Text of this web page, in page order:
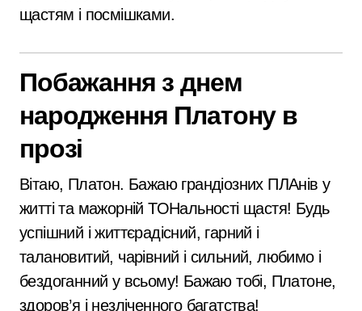
щастям і посмішками.
Побажання з днем
народження Платону в
прозі
Вітаю, Платон. Бажаю грандіозних ПЛАнів у
житті та мажорній ТОНальності щастя! Будь
успішний і життєрадісний, гарний і
талановитий, чарівний і сильний, любимо і
бездоганний у всьому! Бажаю тобі, Платоне,
здоров’я і незліченного багатства!